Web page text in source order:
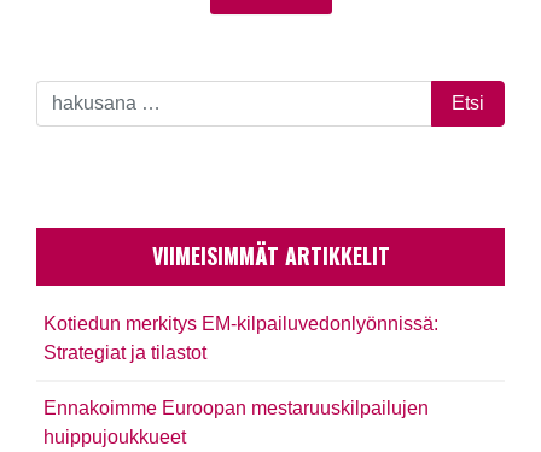
VIIMEISIMMÄT ARTIKKELIT
Kotiedun merkitys EM-kilpailuvedonlyönnissä:
Strategiat ja tilastot
Ennakoimme Euroopan mestaruuskilpailujen
huippujoukkueet